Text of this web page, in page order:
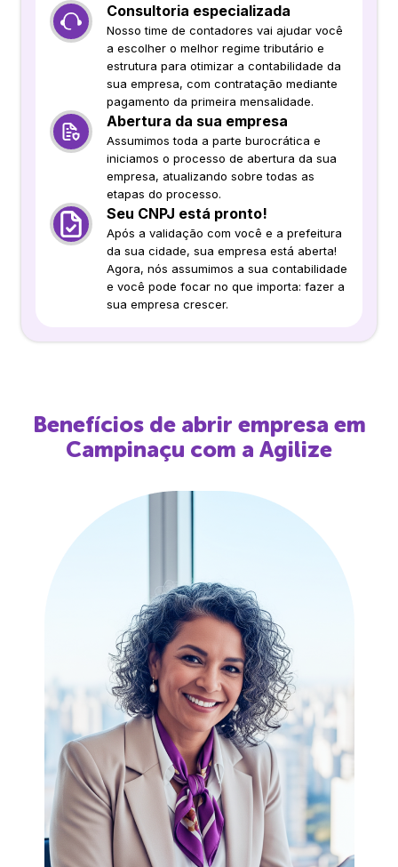
Consultoria especializada
Nosso time de contadores vai ajudar você
a escolher o melhor regime tributário e
estrutura para otimizar a contabilidade da
sua empresa, com contratação mediante
pagamento da primeira mensalidade.
Abertura da sua empresa
Assumimos toda a parte burocrática e
iniciamos o processo de abertura da sua
empresa, atualizando sobre todas as
etapas do processo.
Seu CNPJ está pronto!
Após a validação com você e a prefeitura
da sua cidade, sua empresa está aberta!
Agora, nós assumimos a sua contabilidade
e você pode focar no que importa: fazer a
sua empresa crescer.
Benefícios de abrir empresa em
Campinaçu com a Agilize